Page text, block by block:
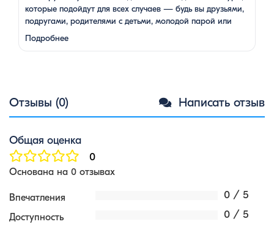
которые подойдут для всех случаев — будь вы друзьями,
подругами, родителями с детьми, молодой парой или
супругами в возрасте. Какой тур выбрать для
путешествия вдвоем? 1. …
Подробнее
Отзывы (0) Написать отзыв
Общая оценка
0
Основана на 0 отзывах
Впечатления 0 / 5
Доступность 0 / 5